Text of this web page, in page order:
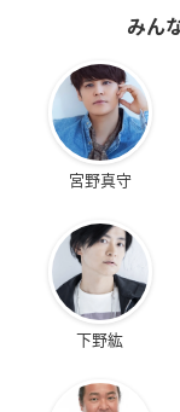
みん
宮野真守
下野紘